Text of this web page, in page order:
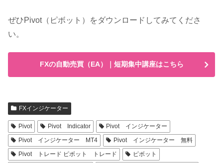
ぜひPivot（ピボット）をダウンロードしてみてくださ
い。
FXの自動売買（EA）｜短期集中講座はこちら
FXインジケーター
Pivot Pivot Indicator
Pivot インジケーター
Pivot インジケーター MT4
Pivot インジケーター 無料
Pivot トレード ピボット トレード
ピボット